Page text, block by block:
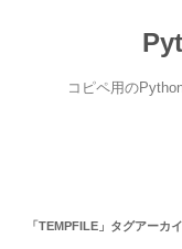
コピペ用の
「TEMPFILE 」タグアーカ